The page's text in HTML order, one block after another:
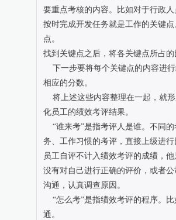
要重点考核的内容。比如对于行政
按时完成开发任务就是工作的关键
点。
找到关键点之后，将各关键点所占
下一步要将每个关键点的内容进
相应的分数。
将上述这些内容整理在一起，就
化员工的绩效考评结果。
“谁来考”是指考评人是谁。不同
务、工作习惯的考评，直接上级进
员工自评不计入绩效考评的成绩，
没有对自己进行正确的评价，或者
沟通，认真调查原因。
“怎么考”是指绩效考评的程序。
通。